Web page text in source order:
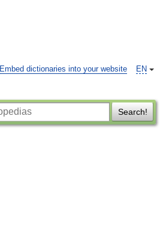
EN
Embed dictionaries into your website
Search!